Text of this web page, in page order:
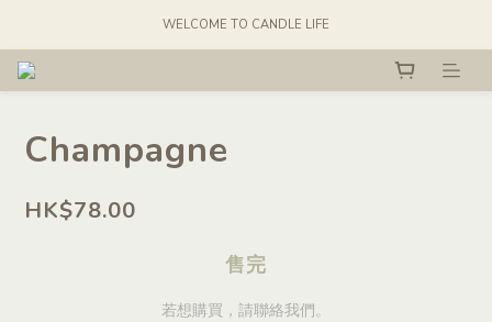
WELCOME TO CANDLE LIFE
Champagne
HK$78.00
售完
若想購買，請聯絡我們。